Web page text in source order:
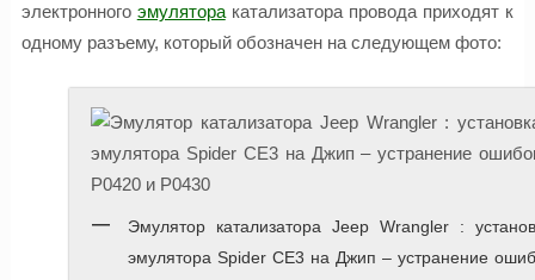
электронного эмуляторакатализатора провода приходят к
одному разъему, который обозначен на следующем фото:
Эмулятор катализатора Jeep Wrangler :
эмулятора Spider CE3 на Джип – устранение